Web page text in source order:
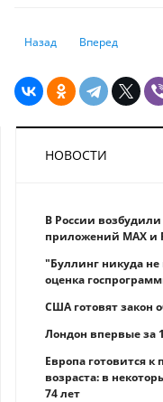
Предыдущий: В ВОЗ
Назад Следующий:
Вперед
НОВОСТИ
В России
приложений MAX и
"Буллинг никуда не
оценка
США готовят закон
Лондон впервые за
Европа готовится
возраста: в
74 лет